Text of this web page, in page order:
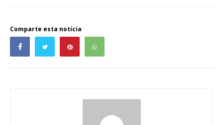
Comparte esta noticia